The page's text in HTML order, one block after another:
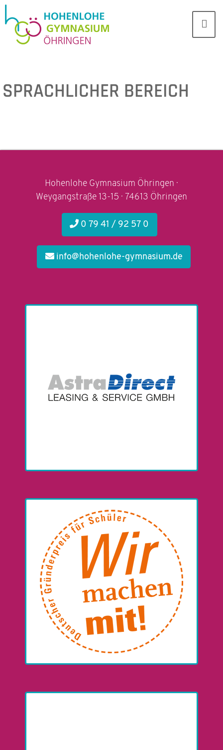
SPRACHLICHER BEREICH
Hohenlohe Gymnasium Öhringen ·
Weygangstraße 13-15 · 74613 Öhringen
0 79 41 / 92 57 0
info@hohenlohe-gymnasium.de